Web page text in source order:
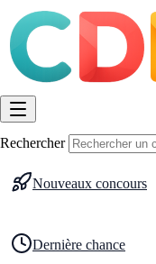
Rechercher
Nouveaux concours
Dernière chance